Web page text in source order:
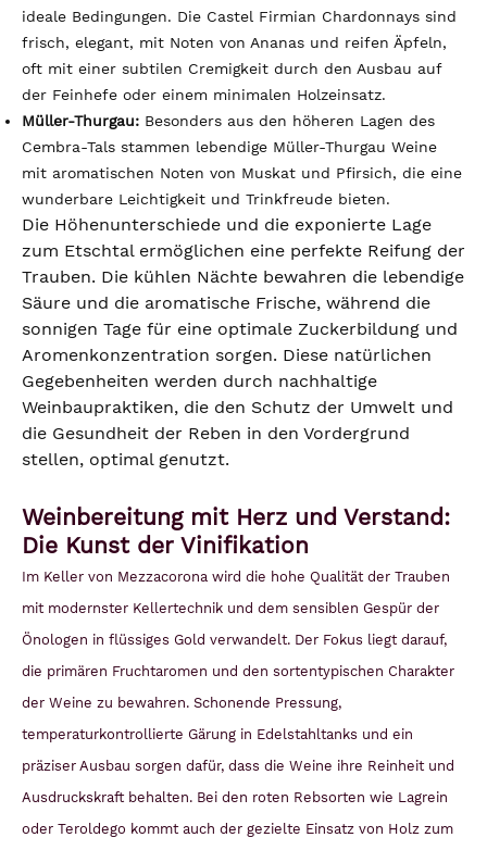
ideale Bedingungen. Die Castel Firmian Chardonnays sind
frisch, elegant, mit Noten von Ananas und reifen Äpfeln,
oft mit einer subtilen Cremigkeit durch den Ausbau auf
der Feinhefe oder einem minimalen Holzeinsatz.
Müller-Thurgau: Besonders aus den höheren Lagen des
Cembra-Tals stammen lebendige Müller-Thurgau Weine
mit aromatischen Noten von Muskat und Pfirsich, die eine
wunderbare Leichtigkeit und Trinkfreude bieten.
Die Höhenunterschiede und die exponierte Lage
zum Etschtal ermöglichen eine perfekte Reifung der
Trauben. Die kühlen Nächte bewahren die lebendige
Säure und die aromatische Frische, während die
sonnigen Tage für eine optimale Zuckerbildung und
Aromenkonzentration sorgen. Diese natürlichen
Gegebenheiten werden durch nachhaltige
Weinbaupraktiken, die den Schutz der Umwelt und
die Gesundheit der Reben in den Vordergrund
stellen, optimal genutzt.
Weinbereitung mit Herz und Verstand:
Die Kunst der Vinifikation
Im Keller von Mezzacorona wird die hohe Qualität der Trauben
mit modernster Kellertechnik und dem sensiblen Gespür der
Önologen in flüssiges Gold verwandelt. Der Fokus liegt darauf,
die primären Fruchtaromen und den sortentypischen Charakter
der Weine zu bewahren. Schonende Pressung,
temperaturkontrollierte Gärung in Edelstahltanks und ein
präziser Ausbau sorgen dafür, dass die Weine ihre Reinheit und
Ausdruckskraft behalten. Bei den roten Rebsorten wie Lagrein
oder Teroldego kommt auch der gezielte Einsatz von Holz zum